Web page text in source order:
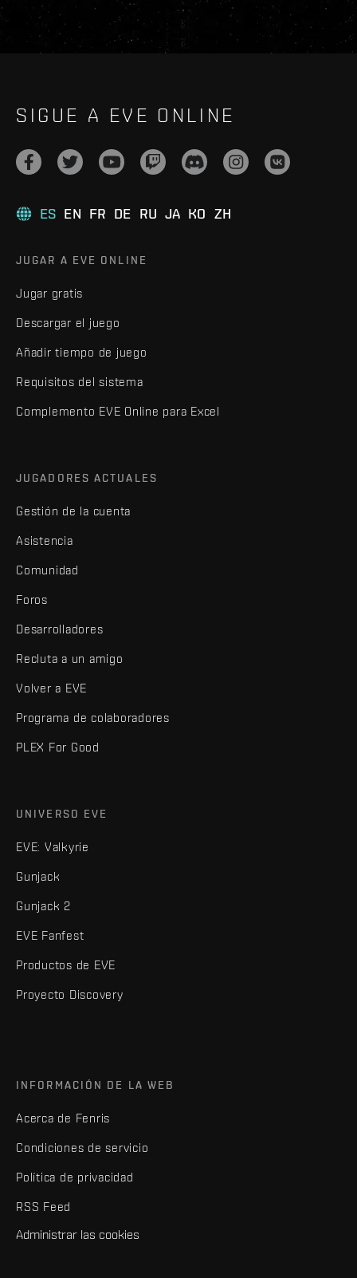
SIGUE A EVE ONLINE
ES EN FR DE RU JA KO ZH
JUGAR A EVE ONLINE
Jugar gratis
Descargar el juego
Añadir tiempo de juego
Requisitos del sistema
Complemento EVE Online para Excel
JUGADORES ACTUALES
Gestión de la cuenta
Asistencia
Comunidad
Foros
Desarrolladores
Recluta a un amigo
Volver a EVE
Programa de colaboradores
PLEX For Good
UNIVERSO EVE
EVE: Valkyrie
Gunjack
Gunjack 2
EVE Fanfest
Productos de EVE
Proyecto Discovery
INFORMACIÓN DE LA WEB
Acerca de Fenris
Condiciones de servicio
Política de privacidad
RSS Feed
Administrar las cookies